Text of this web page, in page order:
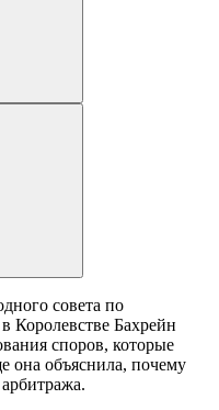
совета по
Королевстве Бахрейн
споров, которые
она объяснила, почему